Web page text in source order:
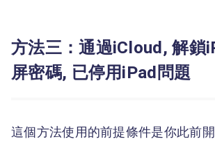
方法三：通過iCloud, 解鎖
屏密碼, 已停用iPad問題
這個方法使用的前提條件是你此前